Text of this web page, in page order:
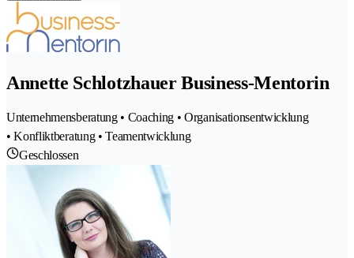
Annette Schlotzhauer Business-Mentorin
Unternehmensberatung • Coaching • Organisationsentwicklung
• Konfliktberatung • Teamentwicklung
Geschlossen